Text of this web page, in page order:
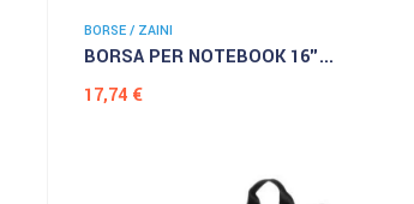
BORSE / ZAINI
BORSA PER NOTEBOOK 16"...
Prezzo
17,74 €